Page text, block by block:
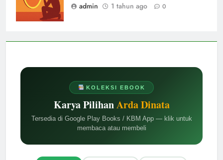
KOLEKSI EBOOK
Karya PilihanArda Dinata
Tersedia di Google Play Books / KBM App — klik untuk
membaca atau membeli
admin
1 tahun ago 0